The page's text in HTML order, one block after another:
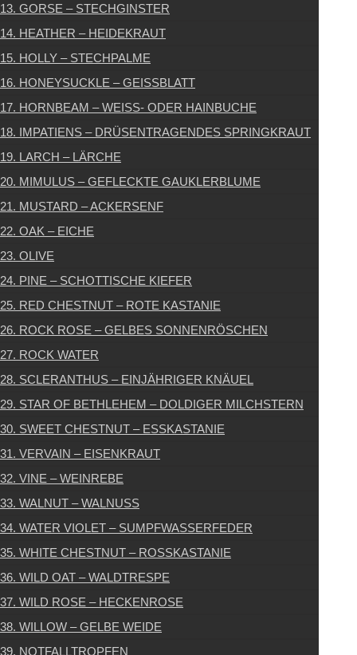
13. GORSE – STECHGINSTER
14. HEATHER – HEIDEKRAUT
15. HOLLY – STECHPALME
16. HONEYSUCKLE – GEISSBLATT
17. HORNBEAM – WEISS- ODER HAINBUCHE
18. IMPATIENS – DRÜSENTRAGENDES SPRINGKRAUT
19. LARCH – LÄRCHE
20. MIMULUS – GEFLECKTE GAUKLERBLUME
21. MUSTARD – ACKERSENF
22. OAK – EICHE
23. OLIVE
24. PINE – SCHOTTISCHE KIEFER
25. RED CHESTNUT – ROTE KASTANIE
26. ROCK ROSE – GELBES SONNENRÖSCHEN
27. ROCK WATER
28. SCLERANTHUS – EINJÄHRIGER KNÄUEL
29. STAR OF BETHLEHEM – DOLDIGER MILCHSTERN
30. SWEET CHESTNUT – ESSKASTANIE
31. VERVAIN – EISENKRAUT
32. VINE – WEINREBE
33. WALNUT – WALNUSS
34. WATER VIOLET – SUMPFWASSERFEDER
35. WHITE CHESTNUT – ROSSKASTANIE
36. WILD OAT – WALDTRESPE
37. WILD ROSE – HECKENROSE
38. WILLOW – GELBE WEIDE
39. NOTFALLTROPFEN